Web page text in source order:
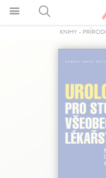
KNIHY-